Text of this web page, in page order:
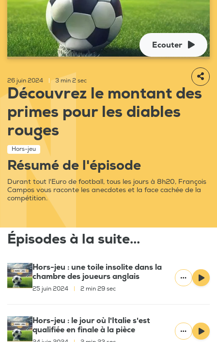
Ecouter
26 juin 2024 3 min 2 sec
Découvrez le montant des
primes pour les diables
rouges
Hors-jeu
Résumé de l'épisode
Durant tout l'Euro de football, tous les jours à 8h20, François
Campos vous raconte les anecdotes et la face cachée de la
compétition.
Épisodes à la suite...
Hors-jeu : une toile insolite dans la
chambre des joueurs anglais
25 juin 2024 2 min 29 sec
Hors-jeu : le jour où l'Italie s'est
qualifiée en finale à la pièce